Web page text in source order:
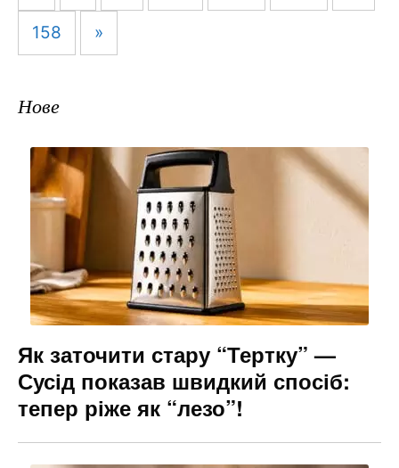
запису
158 »
Нове
Як заточити стару “Тертку” —
Сусід показав швидкий спосіб:
тепер ріже як “лезо”!